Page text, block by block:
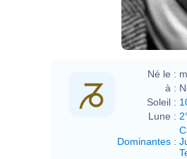
Né le :
à :
Soleil :
Lune :
Dominantes :